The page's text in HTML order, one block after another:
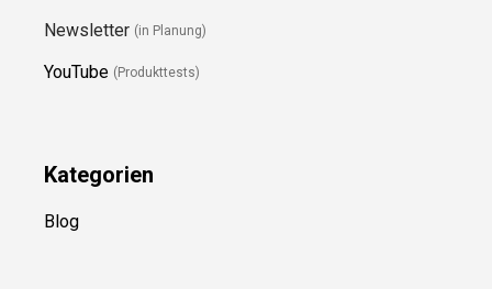
Newsletter (in Planung)
YouTube (Produkttests)
Kategorien
Blog